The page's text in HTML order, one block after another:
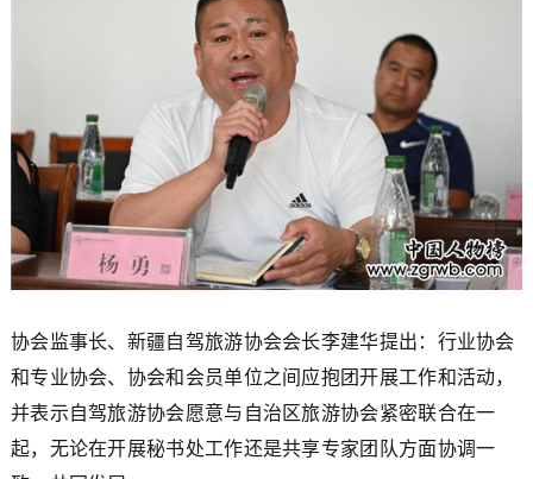
协会监事长、新疆自驾旅游协会会长李建华提出：行业协会
和专业协会、协会和会员单位之间应抱团开展工作和活动，
并表示自驾旅游协会愿意与自治区旅游协会紧密联合在一
起，无论在开展秘书处工作还是共享专家团队方面协调一